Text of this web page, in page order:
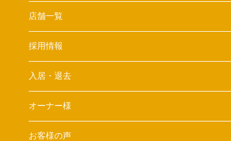
店舗一覧
採用情報
入居・退去
オーナー様
お客様の声